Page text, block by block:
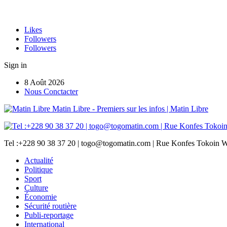
Likes
Followers
Followers
Sign in
8 Août 2026
Nous Conctacter
Matin Libre - Premiers sur les infos | Matin Libre
Tel :+228 90 38 37 20 | togo@togomatin.com | Rue Konfes Tokoin
Actualité
Politique
Sport
Culture
Économie
Sécurité routière
Publi-reportage
International